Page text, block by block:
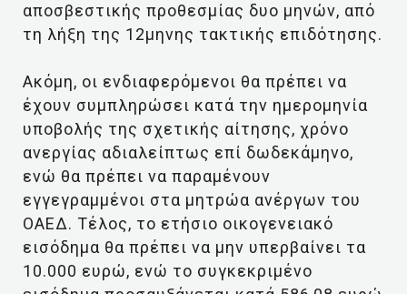
αποσβεστικής προθεσμίας δυο μηνών, από
τη λήξη της 12μηνης τακτικής επιδότησης.
Ακόμη, οι ενδιαφερόμενοι θα πρέπει να
έχουν συμπληρώσει κατά την ημερομηνία
υποβολής της σχετικής αίτησης, χρόνο
ανεργίας αδιαλείπτως επί δωδεκάμηνο,
ενώ θα πρέπει να παραμένουν
εγγεγραμμένοι στα μητρώα ανέργων του
ΟΑΕΔ. Τέλος, το ετήσιο οικογενειακό
εισόδημα θα πρέπει να μην υπερβαίνει τα
10.000 ευρώ, ενώ το συγκεκριμένο